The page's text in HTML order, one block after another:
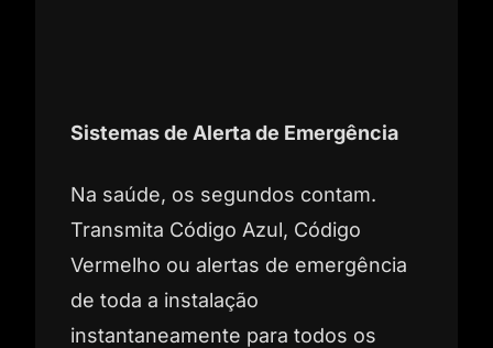
Sistemas de Alerta de Emergência
Na saúde, os segundos contam.
Transmita Código Azul, Código
Vermelho ou alertas de emergência
de toda a instalação
instantaneamente para todos os